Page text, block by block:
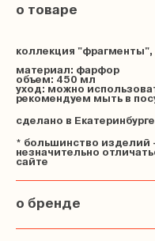
о товаре
коллекция "фрагменты",
материал: фарфор
объем: 450 мл
уход: можно
рекомендуем мыть в
сделано в Екатеринбурге
* большинство изделий
незначительно
сайте
о бренде